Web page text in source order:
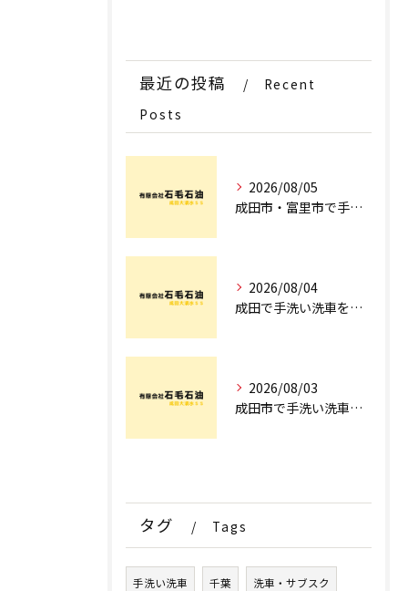
最近の投稿
Recent
Posts
2026/08/05
成田市・富里市で手洗洗車ならどこ？料金比較からサブスク選びまでプロが徹底解説
2026/08/04
成田で手洗い洗車を探すなら！車のプロが教える安心の店舗選びとコース術
2026/08/03
成田市で手洗い洗車ならどこ？現場を知るプロが明かす「失敗しない専門店選び」のポイント
タグ Tags
手洗い洗車 千葉 洗車・サブスク